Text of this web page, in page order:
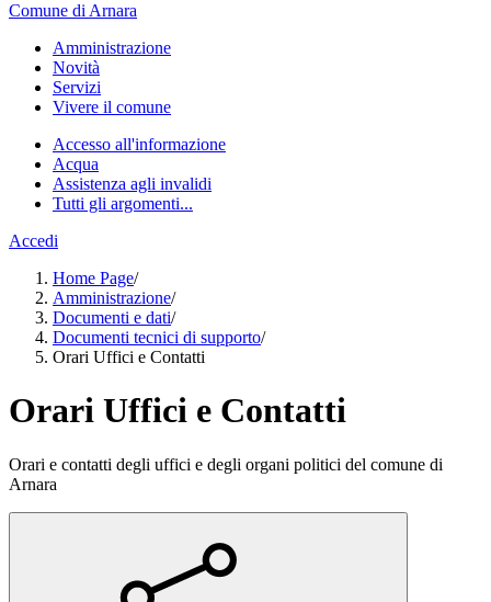
Comune di Arnara
Amministrazione
Novità
Servizi
Vivere il comune
Accesso all'informazione
Acqua
Assistenza agli invalidi
Tutti gli argomenti...
Accedi
Home Page/
Amministrazione/
Documenti e dati/
Documenti tecnici di supporto/
Orari Uffici e Contatti
Orari Uffici e Contatti
Orari e contatti degli uffici e degli organi politici del comune di
Arnara